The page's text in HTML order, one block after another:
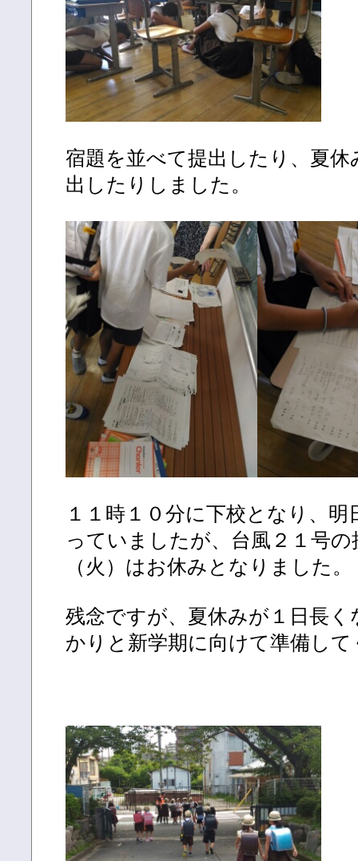
宿題を並べて提出したり、夏
出したりしました。
１１時１０分に下校となり、
っていましたが、台風２１号
（火）はお休みとなりました。
残念ですが、夏休みが１日長
かりと新学期に向けて準備し